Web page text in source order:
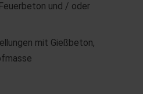
und / oder
mit Gießbeton,